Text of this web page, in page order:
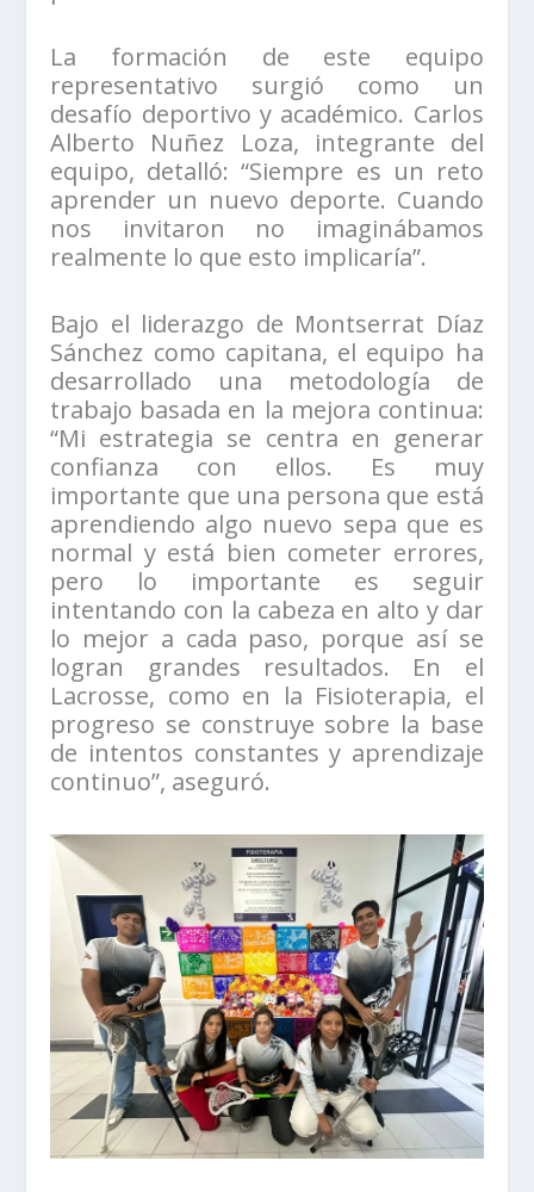
La formación de este equipo
representativo surgió como un
desafío deportivo y académico. Carlos
Alberto Nuñez Loza, integrante del
equipo, detalló: “Siempre es un reto
aprender un nuevo deporte. Cuando
nos invitaron no imaginábamos
realmente lo que esto implicaría”.
Bajo el liderazgo de Montserrat Díaz
Sánchez como capitana, el equipo ha
desarrollado una metodología de
trabajo basada en la mejora continua:
“Mi estrategia se centra en generar
confianza con ellos. Es muy
importante que una persona que está
aprendiendo algo nuevo sepa que es
normal y está bien cometer errores,
pero lo importante es seguir
intentando con la cabeza en alto y dar
lo mejor a cada paso, porque así se
logran grandes resultados. En el
Lacrosse, como en la Fisioterapia, el
progreso se construye sobre la base
de intentos constantes y aprendizaje
continuo”, aseguró.